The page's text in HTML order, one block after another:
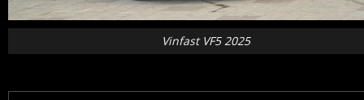
Vinfast VF5 2025